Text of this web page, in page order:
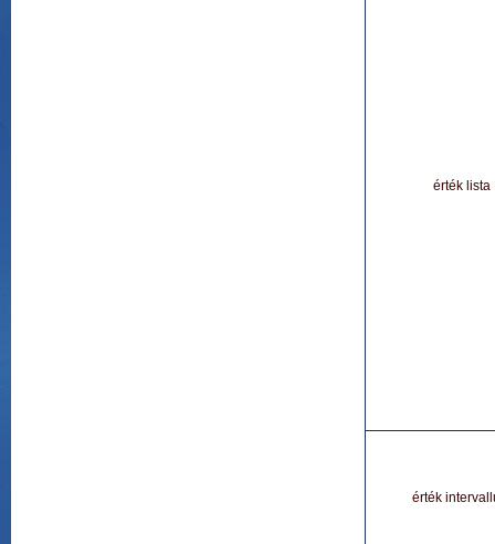
érték lista
érték